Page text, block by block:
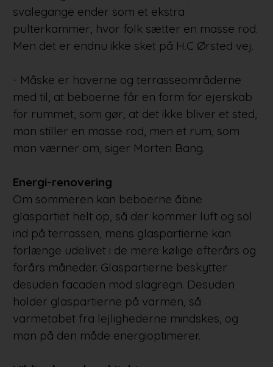
svalegange ender som et ekstra
pulterkammer, hvor folk sætter en masse rod.
Men det er endnu ikke sket på H.C Ørsted vej.
- Måske er haverne og terrasseområderne
med til, at beboerne får en form for ejerskab
for rummet, som gør, at det ikke bliver et sted,
man stiller en masse rod, men et rum, som
man værner om, siger Morten Bang.
Energi-renovering
Om sommeren kan beboerne åbne
glaspartiet helt op, så der kommer luft og sol
ind på terrassen, mens glaspartierne kan
forlænge udelivet i de mere kølige efterårs og
forårs måneder. Glaspartierne beskytter
desuden facaden mod slagregn. Desuden
holder glaspartierne på varmen, så
varmetabet fra lejlighederne mindskes, og
man på den måde energioptimerer.